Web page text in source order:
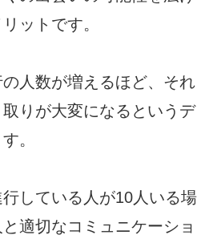
ットです。
人数が増えるほど、それ
りが大変になるというデ
。
している人が10人いる場
適切なコミュニケーショ